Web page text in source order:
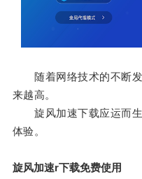
随着网络技术的不断发
来越高。
旋风加速下载应运而生
体验。
旋风加速r下载免费使用